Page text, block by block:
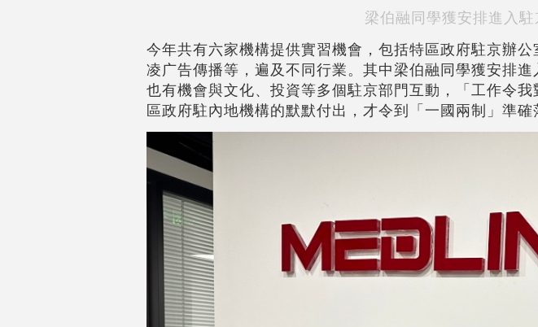
梁伯融同學獲安排進入駐
今年共有六家機構提供實習機會，包括特區政府駐京辦
凌广告傳播等，遍及不同行業。其中梁伯融同學獲安排
也有機會與文化、投資等多個駐京部門互動，「工作令
區政府駐內地機構的默默付出，才令到「一國兩制」準確